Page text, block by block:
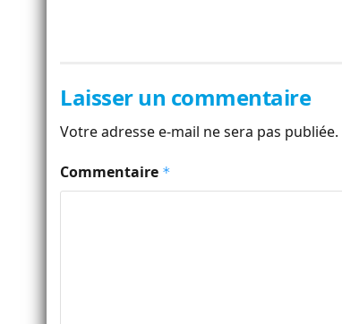
Laisser un commentaire
Votre adresse e-mail ne sera pas publiée.
Commentaire *